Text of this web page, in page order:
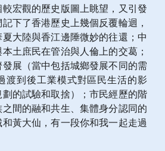
宏觀的歷史版圖上眺望，又引發
下了香港歷史上幾個反覆輪迴，
大陸與香江邊陲微妙的往還；中
土庶民在管治與人倫上的交葛；
展（當中包括城鄉發展不同的需
渡到後工業模式對區民生活的影
的試驗和取捨）；市民經歷的階
間的融和共生、集體身分認同的
黃大仙，有一段你和我一起走過